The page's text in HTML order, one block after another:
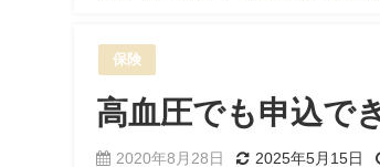
保険
高血圧でも申込で
2020年8月28日 2025年5月15日